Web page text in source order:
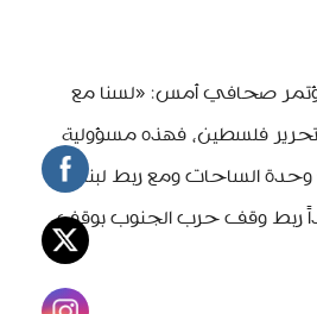
صحافي أمس: «لسنا مع
فلسطين، فهذه مسؤولية
وحدة الساحات ومع ربط لبنان
ربط وقف حرب الجنوب بوقف